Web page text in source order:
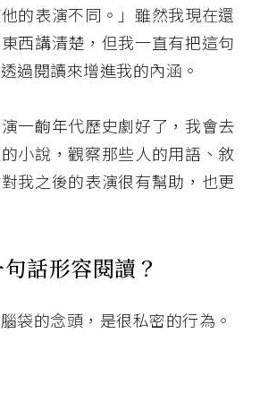
的表演不同。」雖然我現在還
西講清楚，但我一直有把這句
過閱讀來增進我的內涵。
一齣年代歷史劇好了，我會去
小說，觀察那些人的用語、敘
我之後的表演很有幫助，也更
話形容閱讀？
袋的念頭，是很私密的行為。